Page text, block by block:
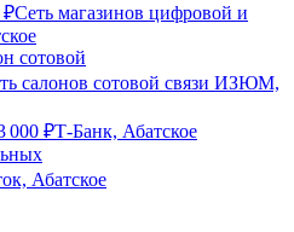
₽Сеть магазинов цифровой и
сотовой
салонов сотовой связи ИЗЮМ,
000 ₽Т-Банк, Абатское
Абатское